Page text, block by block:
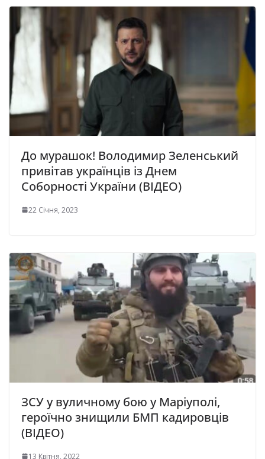
До мурашок! Володимир Зеленський
привітав українців із Днем
Соборності України (ВІДЕО)
22 Січня, 2023
ЗСУ у вуличному бою у Маріуполі,
героїчно знищили БМП кадировців
(ВІДЕО)
13 Квітня, 2022